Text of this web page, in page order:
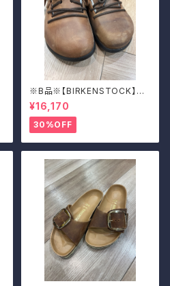
※B品※【BIRKENSTOCK】Mo
ntana/CUOIO 39
¥16,170
30%OFF